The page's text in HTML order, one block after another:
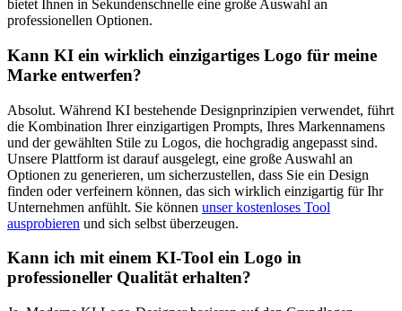
bietet Ihnen in Sekundenschnelle eine große Auswahl an
professionellen Optionen.
Kann KI ein wirklich einzigartiges Logo für meine
Marke entwerfen?
Absolut. Während KI bestehende Designprinzipien verwendet, führt
die Kombination Ihrer einzigartigen Prompts, Ihres Markennamens
und der gewählten Stile zu Logos, die hochgradig angepasst sind.
Unsere Plattform ist darauf ausgelegt, eine große Auswahl an
Optionen zu generieren, um sicherzustellen, dass Sie ein Design
finden oder verfeinern können, das sich wirklich einzigartig für Ihr
Unternehmen anfühlt. Sie können unser kostenloses Tool
ausprobieren und sich selbst überzeugen.
Kann ich mit einem KI-Tool ein Logo in
professioneller Qualität erhalten?